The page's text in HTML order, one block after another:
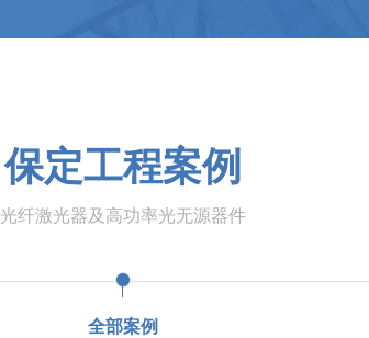
保定工程案例
光纤激光器及高功率光无源器件
全部案例